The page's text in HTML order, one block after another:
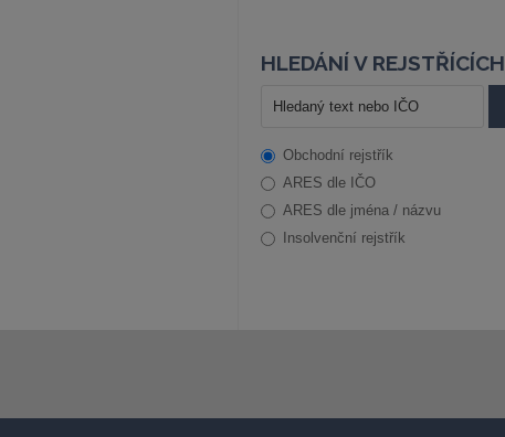
HLEDÁNÍ V REJSTŘÍCÍCH
Obchodní rejstřík
ARES dle IČO
ARES dle jména / názvu
Insolvenční rejstřík